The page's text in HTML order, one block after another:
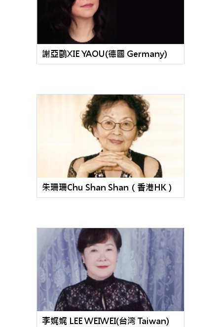
謝亞鷗XIE YAOU(德國 Germany)
朱珊珊Chu Shan Shan（香港HK）
李娓娓 LEE WEIWEI(台湾 Taiwan)